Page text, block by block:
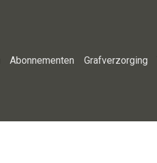
Abonnementen Grafverzorging